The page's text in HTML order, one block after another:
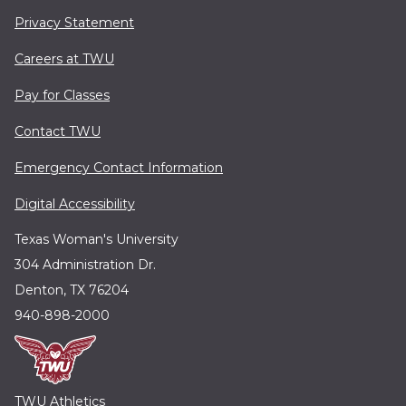
Privacy Statement
Careers at TWU
Pay for Classes
Contact TWU
Emergency Contact Information
Digital Accessibility
Texas Woman's University
304 Administration Dr.
Denton, TX 76204
940-898-2000
TWU Athletics